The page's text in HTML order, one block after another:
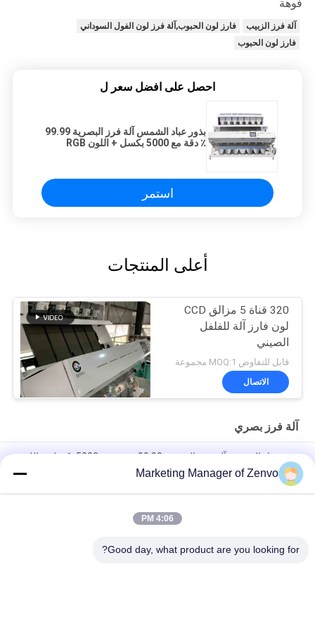
فوهة
آلة فرز الزبيب
فارز لون الحبوب,آلة فرز لون الفول السوداني
فارز لون الحبوب
احصل على افضل سعر ل
بذور عباد الشمس آلة فرز البصرية 99.99
٪ دقة مع 5000 بكسل + اللون RGB
استمر
أعلى المنتجات
320 قناة 5 مزالق CCD
لون فارز آلة للفلفل
الصيني
قابل للتفاوض MOQ:1 مجموعة
الاتصال
آلة فرز بصري
بذور عباد الشمس آلة فرز البصرية 99.99 ٪ دقة مع 5000 بكسل + اللون
RGB
كامل آلة فرز الألوان البصرية RGB 7 المزامير آلة لون الفول السوداني
Marketing Manager of Zenvo
4:06 PM
Good day, what product are you looking for?